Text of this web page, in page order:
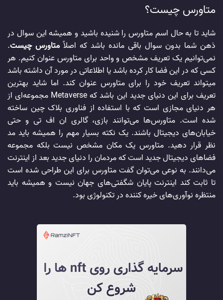
متاورس چیست؟
شاید تا به حال اسم متاورس را شنیده باشید و همیشه این سوال در
ذهن شما بدون سوال باقی مانده باشد که اصلاً متاورس چیست.
نمی‌توانیم یک تعریف مشخص و واحد برای متاورس عنوان کنیم. هر
کسی که در این فضا کار کرده باشد یا اطلاعاتی در مورد آن داشته باشد
میتواند تعریف خود را برای متاورس عنوان کند. اما شاید بهترین
تعریف برای این دنیای جدید این باشد که Metaverse مجموعه‌ای از
هر دنیای مجازی است که با استفاده از فناوری بلاک چین ساخته
شده است. متاورس‌ها می‌توانند بازی، گالری ان اف تی و حتی
خیابان‌های دیجیتال باشند. یک نکته بسیار مهم را همیشه باید مد
نظر قرار دهید. متاورس یک مکان مشخص نیست بلکه مجموعه
فضاهای دیجیتال جدید است که مردمان را دنیای جدید بعد از اینترنت
می‌دانند. به نوعی می‌توان گفت متاورس برای این طراحی شده است
تا ثابت کند اینترنت پایان شگفتی‌های جهان نیست و همیشه باید
منتظره نوآوری‌های خیره کننده در تکنولوژی بود.